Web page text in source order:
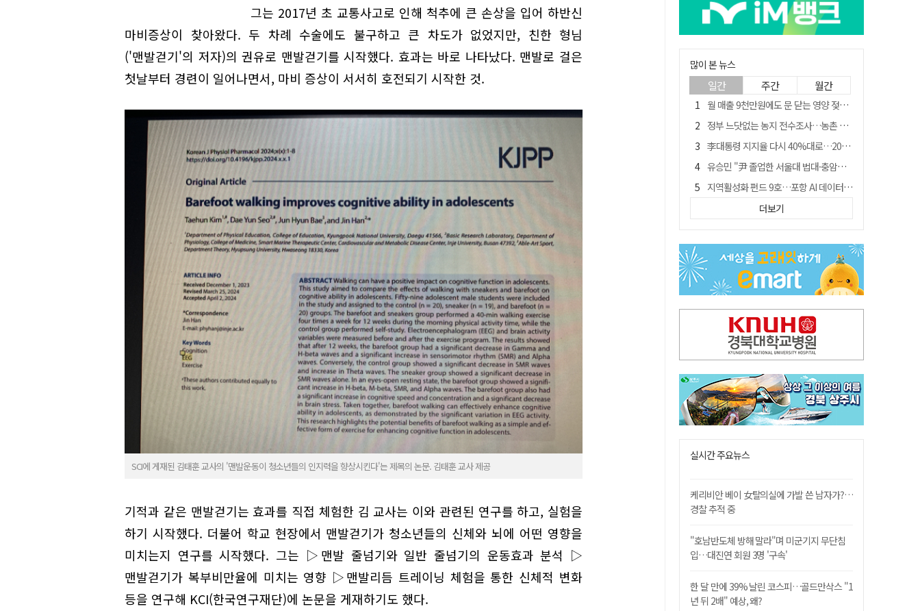
그는 2017년 초 교통사고로 인해 척추에 큰 손상을 입어 하반신
마비증상이 찾아왔다. 두 차례 수술에도 불구하고 큰 차도가 없었지만, 친한 형님
('맨발걷기'의 저자)의 권유로 맨발걷기를 시작했다. 효과는 바로 나타났다. 맨발로 걸은
첫날부터 경련이 일어나면서, 마비 증상이 서서히 호전되기 시작한 것.
SCI에 게재된 김태훈 교사의 '맨발운동이 청소년들의 인지력을 향상시킨다'는 제목의 논문. 김태훈 교사 제공
기적과 같은 맨발걷기는 효과를 직접 체험한 김 교사는 이와 관련된 연구를 하고, 실험을
하기 시작했다. 더불어 학교 현장에서 맨발걷기가 청소년들의 신체와 뇌에 어떤 영향을
미치는지 연구를 시작했다. 그는 ▷맨발 줄넘기와 일반 줄넘기의 운동효과 분석 ▷
맨발걷기가 복부비만율에 미치는 영향 ▷맨발리듬 트레이닝 체험을 통한 신체적 변화
등을 연구해 KCI(한국연구재단)에 논문을 게재하기도 했다.
많이 본 뉴스
일간 주간 월간
월 매출 9천만원에도 문 닫는 영양 젖소농장… "일할 사람이 없어"
정부 느닷없는 농지 전수조사…농촌 들쑤시는 '경자유전'의 칼날
李대통령 지지율 다시 40%대로…20대는 18.8%p 급락
유승민 "尹 졸업한 서울대 법대·충암고도 없애야"…李 육사 통합 직격
지역활성화 펀드 9호…포항 AI 데이터센터에 6천억 투입
국민 51.9% "李 대통령 재판 재개 필요하다"
경북 영천시, 9월부터 11월까지 반값 여행 혜택 제공
아쉬운 태클
'솔리다임 IPO 추진설' SK하이닉스, 주가 9% 급락
더보기
실시간 주요뉴스
케리비안 베이 女탈의실에 가발 쓴 남자가?…
경찰 추적 중
"호남반도체 방해 말라"며 미군기지 무단침
입…대진연 회원 3명 '구속'
한 달 만에 39% 날린 코스피…골드만삭스 "1
년 뒤 2배" 예상, 왜?